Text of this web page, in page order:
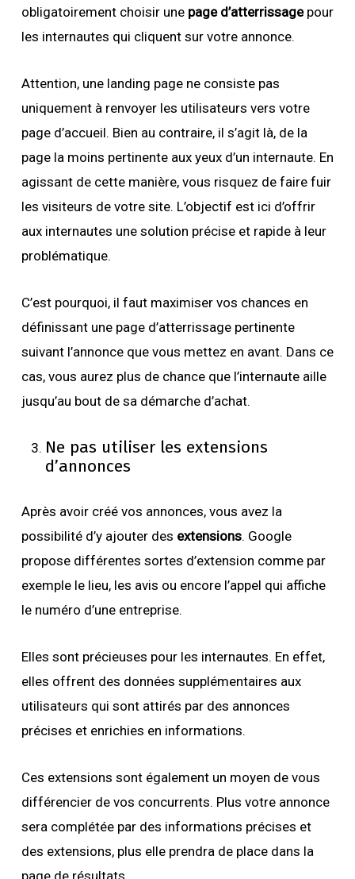
obligatoirement choisir une page d’atterrissagepour
les internautes qui cliquent sur votre annonce.
Attention, une landing page ne consiste pas
uniquement à renvoyer les utilisateurs vers votre
page d’accueil. Bien au contraire, il s’agit là, de la
page la moins pertinente aux yeux d’un internaute. En
agissant de cette manière, vous risquez de faire fuir
les visiteurs de votre site. L’objectif est ici d’offrir
aux internautes une solution précise et rapide à leur
problématique.
C’est pourquoi, il faut maximiser vos chances en
définissant une page d’atterrissage pertinente
suivant l’annonce que vous mettez en avant. Dans ce
cas, vous aurez plus de chance que l’internaute aille
jusqu’au bout de sa démarche d’achat.
Ne pas utiliser les extensions
d’annonces
Après avoir créé vos annonces, vous avez la
possibilité d’y ajouter des extensions. Google
propose différentes sortes d’extension comme par
exemple le lieu, les avis ou encore l’appel qui affiche
le numéro d’une entreprise.
Elles sont précieuses pour les internautes. En effet,
elles offrent des données supplémentaires aux
utilisateurs qui sont attirés par des annonces
précises et enrichies en informations.
Ces extensions sont également un moyen de vous
différencier de vos concurrents. Plus votre annonce
sera complétée par des informations précises et
des extensions, plus elle prendra de place dans la